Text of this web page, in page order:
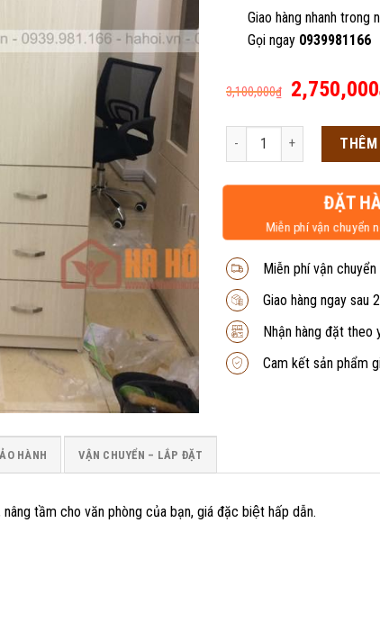
Giao hàng nhanh trong
Gọi ngay 0939981166
3,100,000₫
Giá
là:
2,750,000
Tủ tài liệu TVP17 số lượng
ĐẶT
Miễn phí vận chuyển
Miễn phí vận
Giao hàng ngay sau
Nhận hàng đặt theo
Cam kết sản phẩm
HÀNH VẬN CHUYỂN – LẮP ĐẶT
tầm cho văn phòng của bạn, giá đặc biệt hấp dẫn.